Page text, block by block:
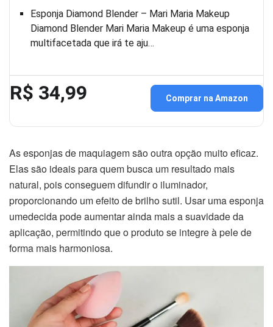
Esponja Diamond Blender – Mari Maria Makeup
Diamond Blender Mari Maria Makeup é uma esponja
multifacetada que irá te aju…
R$ 34,99 Comprar na Amazon
As esponjas de maquiagem são outra opção muito eficaz.
Elas são ideais para quem busca um resultado mais
natural, pois conseguem difundir o iluminador,
proporcionando um efeito de brilho sutil. Usar uma esponja
umedecida pode aumentar ainda mais a suavidade da
aplicação, permitindo que o produto se integre à pele de
forma mais harmoniosa.